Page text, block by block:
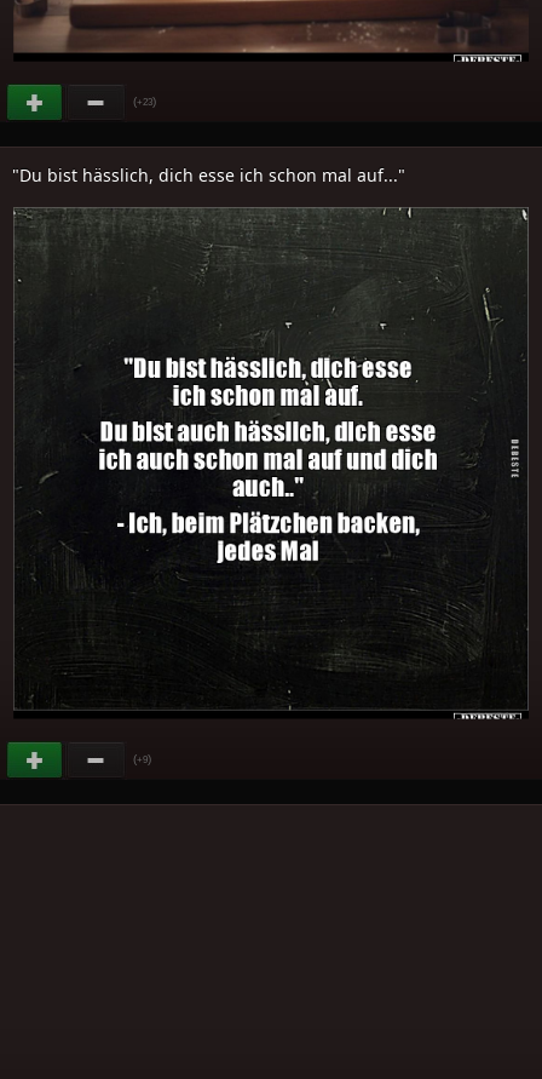
(+23)
"Du bist hässlich, dich esse ich schon mal auf..."
(+9)